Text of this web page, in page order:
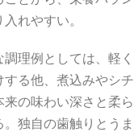
れやすい。
調理例としては、軽
する他、煮込みやシ
来の味わい深さと柔
。独自の歯触りとう